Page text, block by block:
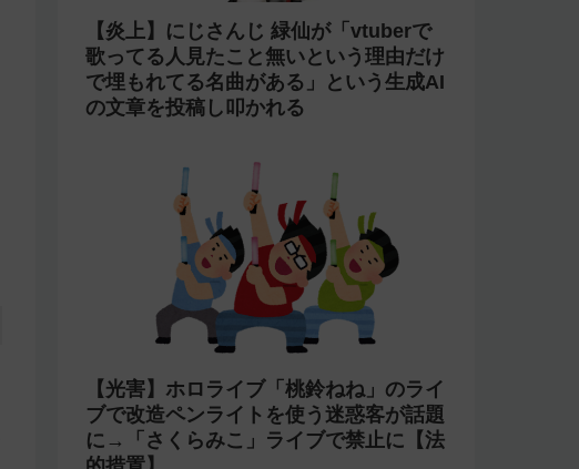
【炎上】にじさんじ 緑仙が「vtuberで
歌ってる人見たこと無いという理由だけ
で埋もれてる名曲がある」という生成AI
の文章を投稿し叩かれる
【光害】ホロライブ「桃鈴ねね」のライ
ブで改造ペンライトを使う迷惑客が話題
に→「さくらみこ」ライブで禁止に【法